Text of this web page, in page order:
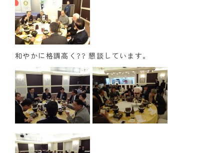
和やかに格調高く?? 懇談しています。